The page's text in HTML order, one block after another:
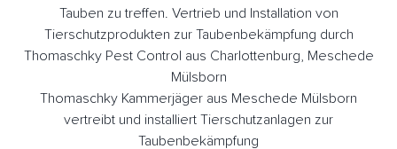
Tauben zu treffen. Vertrieb und Installation von
Tierschutzprodukten zur Taubenbekämpfung durch
Thomaschky Pest Control aus Charlottenburg, Meschede
Mülsborn
Thomaschky Kammerjäger aus Meschede Mülsborn
vertreibt und installiert Tierschutzanlagen zur
Taubenbekämpfung